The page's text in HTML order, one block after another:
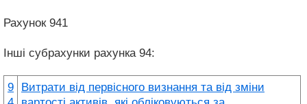
Рахунок 941
Інші субрахунки рахунка 94:
9 Витрати від первісного визнання та від зміни